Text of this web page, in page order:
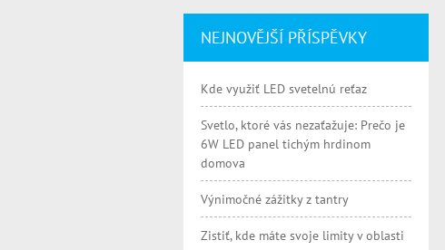
NEJNOVĚJŠÍ PŘÍSPĚVKY
Kde využiť LED svetelnú reťaz
Svetlo, ktoré vás nezaťažuje: Prečo je
6W LED panel tichým hrdinom
domova
Výnimočné zážitky z tantry
Zistiť, kde máte svoje limity v oblasti